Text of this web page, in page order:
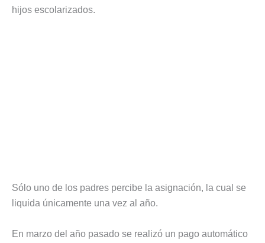
hijos escolarizados.
Sólo uno de los padres percibe la asignación, la cual se
liquida únicamente una vez al año.
En marzo del año pasado se realizó un pago automático